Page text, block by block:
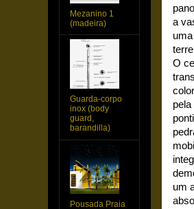
a
O
um
Mezanino 1
(madeira)
Guarda-corpo
inox (body
guard,
barandilla)
Pousada Praia